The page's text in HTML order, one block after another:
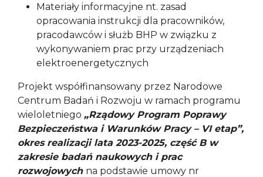
Materiały informacyjne nt. zasad
opracowania instrukcji dla pracowników,
pracodawców i służb BHP w związku z
wykonywaniem prac przy urządzeniach
elektroenergetycznych
Projekt współfinansowany przez Narodowe
Centrum Badań i Rozwoju w ramach programu
wieloletniego „Rządowy Program Poprawy
Bezpieczeństwa i Warunków Pracy – VI etap”,
okres realizacji lata 2023-2025, część B w
zakresie badań naukowych i prac
rozwojowych na podstawie umowy nr